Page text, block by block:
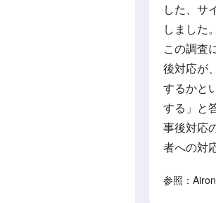
した、サ
しました。
この調査
後対応が
するかと
する」と
事後対応
者への対
参照：